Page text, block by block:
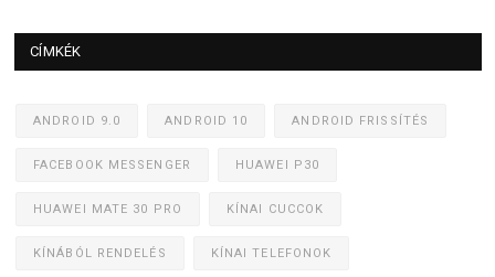
CÍMKÉK
ANDROID 9.0 ANDROID 10 ANDROID FRISSÍTÉS
FACEBOOK MESSENGER HUAWEI P30
HUAWEI MATE 30 PRO KÍNAI CUCCOK
KÍNÁBÓL RENDELÉS KÍNAI TELEFONOK